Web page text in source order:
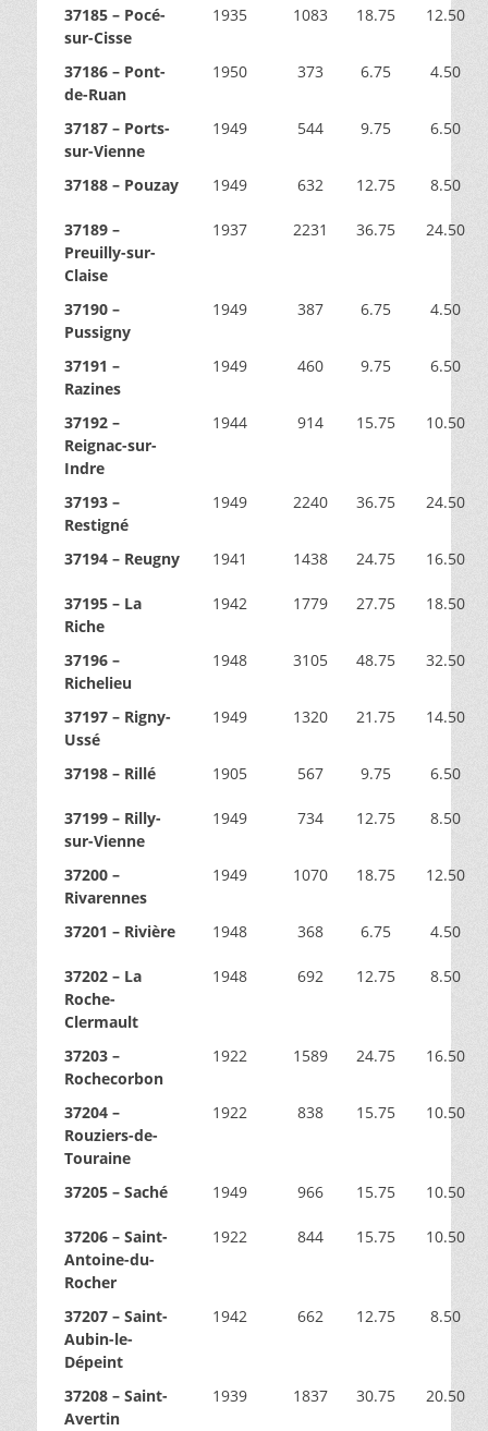
37185 – Pocé-
sur-Cisse
1935 1083 18.75 12.50
37186 – Pont-
de-Ruan
1950 373 6.75 4.50
37187 – Ports-
sur-Vienne
1949 544 9.75 6.50
37188 – Pouzay 1949 632 12.75 8.50
37189 –
Preuilly-sur-
Claise
1937 2231 36.75 24.50
37190 –
Pussigny
1949 387 6.75 4.50
37191 –
Razines
1949 460 9.75 6.50
37192 –
Reignac-sur-
Indre
1944 914 15.75 10.50
37193 –
Restigné
1949 2240 36.75 24.50
37194 – Reugny 1941 1438 24.75 16.50
37195 – La
Riche
1942 1779 27.75 18.50
37196 –
Richelieu
1948 3105 48.75 32.50
37197 – Rigny-
Ussé
1949 1320 21.75 14.50
37198 – Rillé 1905 567 9.75 6.50
37199 – Rilly-
sur-Vienne
1949 734 12.75 8.50
37200 –
Rivarennes
1949 1070 18.75 12.50
37201 – Rivière 1948 368 6.75 4.50
37202 – La
Roche-
Clermault
1948 692 12.75 8.50
37203 –
Rochecorbon
1922 1589 24.75 16.50
37204 –
Rouziers-de-
Touraine
1922 838 15.75 10.50
37205 – Saché 1949 966 15.75 10.50
37206 – Saint-
Antoine-du-
Rocher
1922 844 15.75 10.50
37207 – Saint-
Aubin-le-
Dépeint
1942 662 12.75 8.50
37208 – Saint-
Avertin
1939 1837 30.75 20.50